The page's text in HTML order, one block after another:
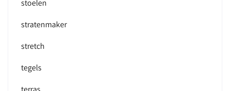
stoelen
stratenmaker
stretch
tegels